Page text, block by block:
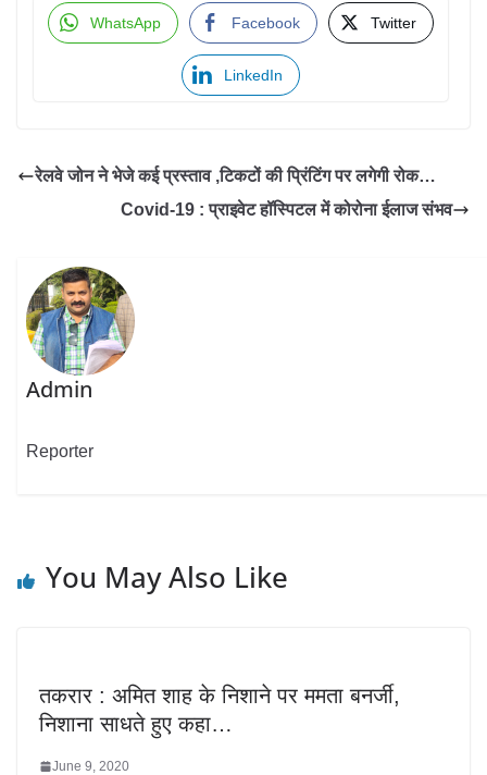
WhatsApp Facebook Twitter
LinkedIn
रेलवे जोन ने भेजे कई प्रस्ताव ,टिकटों की प्रिंटिंग पर लगेगी रोक…
Covid-19 : प्राइवेट हॉस्पिटल में कोरोना ईलाज संभव
Admin
Reporter
You May Also Like
तकरार : अमित शाह के निशाने पर ममता बनर्जी,
निशाना साधते हुए कहा…
June 9, 2020